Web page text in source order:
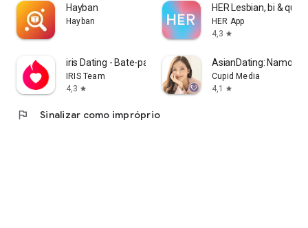
Hayban
Hayban
HER Lesbian, bi &
HER App
4,3 star
iris Dating - Bate-papo com AI
IRIS Team
4,3 star
AsianDating: Namoro
Cupid Media
4,1
star
flag Sinalizar como impróprio